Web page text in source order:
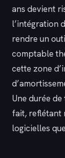
ans devient
l’intégration
rendre un
comptable
cette zone
Une durée de
fait, reflétant
logicielles